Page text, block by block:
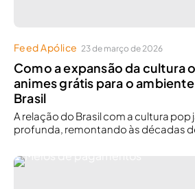
Feed Apólice 23 de março de 2026
Como a expansão da cultura
animes grátis para o
Brasil
A relação do Brasil com a cultura pop
profunda, remontando às décadas